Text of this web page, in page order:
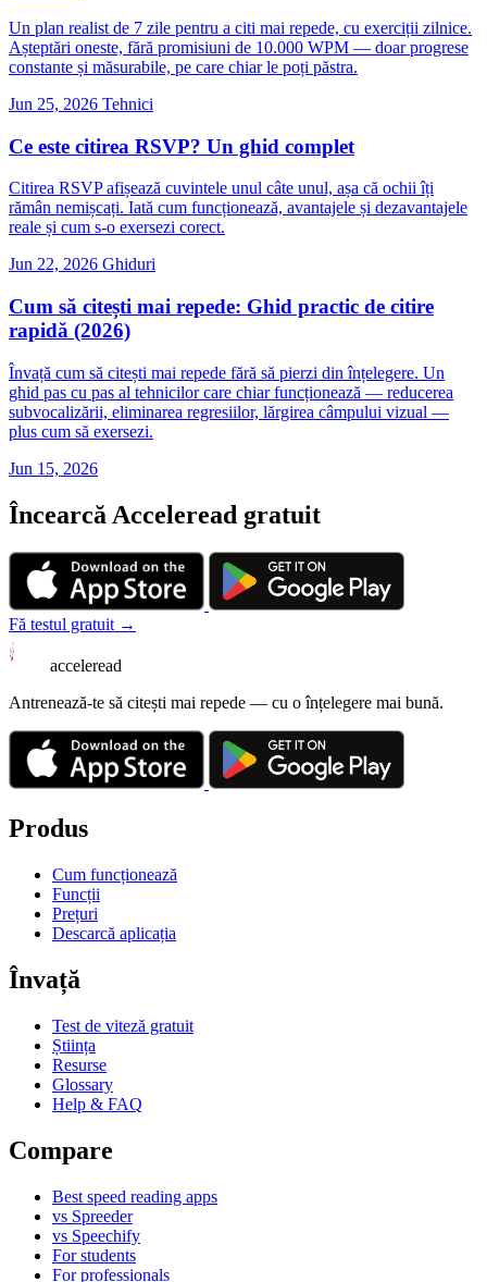
Un plan realist de 7 zile pentru a citi mai repede, cu exerciții zilnice.
Așteptări oneste, fără promisiuni de 10.000 WPM — doar progrese
constante și măsurabile, pe care chiar le poți păstra.
Jun 25, 2026 Tehnici
Ce este citirea RSVP? Un ghid complet
Citirea RSVP afișează cuvintele unul câte unul, așa că ochii îți
rămân nemișcați. Iată cum funcționează, avantajele și dezavantajele
reale și cum s-o exersezi corect.
Jun 22, 2026 Ghiduri
Cum să citești mai repede: Ghid practic de citire
rapidă (2026)
Învață cum să citești mai repede fără să pierzi din înțelegere. Un
ghid pas cu pas al tehnicilor care chiar funcționează — reducerea
subvocalizării, eliminarea regresiilor, lărgirea câmpului vizual —
plus cum să exersezi.
Jun 15, 2026
Încearcă Acceleread gratuit
Fă testul gratuit →
acceleread
Antrenează-te să citești mai repede — cu o înțelegere mai bună.
Produs
Cum funcționează
Funcții
Prețuri
Descarcă aplicația
Învață
Test de viteză gratuit
Știința
Resurse
Glossary
Help & FAQ
Compare
Best speed reading apps
vs Spreeder
vs Speechify
For students
For professionals